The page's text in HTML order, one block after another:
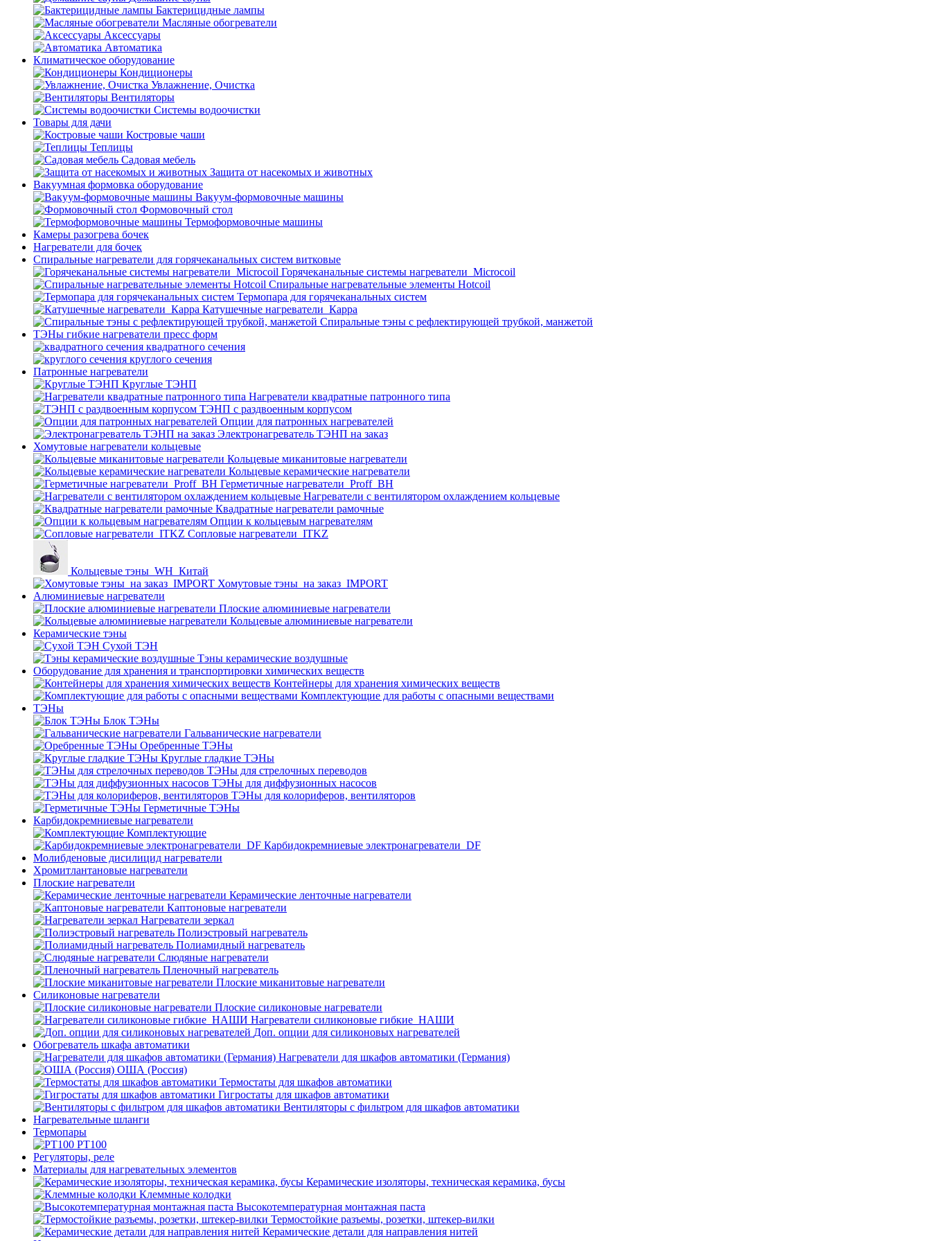
Бактерицидные лампы
Масляные обогреватели
Аксессуары
Автоматика
Климатическое оборудование
Кондиционеры
Увлажнение, Очистка
Вентиляторы
Системы водоочистки
Товары для дачи
Костровые чаши
Теплицы
Садовая мебель
Защита от насекомых и животных
Вакуумная формовка оборудование
Вакуум-формовочные машины
Формовочный стол
Термоформовочные машины
Камеры разогрева бочек
Нагреватели для бочек
Спиральные нагреватели для горячеканальных систем витковые
Горячеканальные системы нагреватели_Microcoil
Спиральные нагревательные элементы Hotcoil
Термопара для горячеканальных систем
Катушечные нагреватели_Карра
Спиральные тэны с рефлектирующей трубкой, манжетой
ТЭНы гибкие нагреватели пресс форм
квадратного сечения
круглого сечения
Патронные нагреватели
Круглые ТЭНП
Нагреватели квадратные патронного типа
ТЭНП с раздвоенным корпусом
Опции для патронных нагревателей
Электронагреватель ТЭНП на заказ
Хомутовые нагреватели кольцевые
Кольцевые миканитовые нагреватели
Кольцевые керамические нагреватели
Герметичные нагреватели_Proff_BH
Нагреватели с вентилятором охлаждением кольцевые
Квадратные нагреватели рамочные
Опции к кольцевым нагревателям
Cопловые нагреватели_ITKZ
Кольцевые тэны_WH_Китай
Хомутовые тэны_на заказ_IMPORT
Алюминиевые нагреватели
Плоские алюминиевые нагреватели
Кольцевые алюминиевые нагреватели
Керамические тэны
Сухой ТЭН
Тэны керамические воздушные
Оборудование для хранения и транспортировки химических веществ
Контейнеры для хранения химических веществ
Комплектующие для работы с опасными веществами
ТЭНы
Блок ТЭНы
Гальванические нагреватели
Оребренные ТЭНы
Круглые гладкие ТЭНы
ТЭНы для стрелочных переводов
ТЭНы для диффузионных насосов
ТЭНы для колориферов, вентиляторов
Герметичные ТЭНы
Карбидокремниевые нагреватели
Комплектующие
Карбидокремниевые электронагреватели_DF
Молибденовые дисилицид нагреватели
Хромитлантановые нагреватели
Плоские нагреватели
Керамические ленточные нагреватели
Каптоновые нагреватели
Нагреватели зеркал
Полиэстровый нагреватель
Полиамидный нагреватель
Слюдяные нагреватели
Пленочный нагреватель
Плоские миканитовые нагреватели
Силиконовые нагреватели
Плоские силиконовые нагреватели
Нагреватели силиконовые гибкие_НАШИ
Доп. опции для силиконовых нагревателей
Обогреватель шкафа автоматики
Нагреватели для шкафов автоматики (Германия)
ОША (Россия)
Термостаты для шкафов автоматики
Гигростаты для шкафов автоматики
Вентиляторы с фильтром для шкафов автоматики
Нагревательные шланги
Термопары
PT100
Регуляторы, реле
Материалы для нагревательных элементов
Керамические изоляторы, техническая керамика, бусы
Клеммные колодки
Высокотемпературная монтажная паста
Термостойкие разъемы, розетки, штекер-вилки
Керамические детали для направления нитей